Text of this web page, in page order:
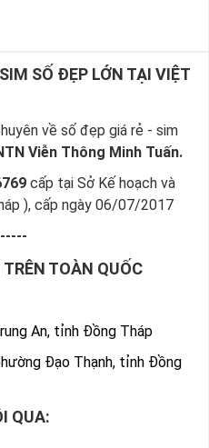
SỐ ĐẸP LỚN TẠI VIỆT
về số đẹp giá rẻ - sim
Viễn Thông Minh Tuấn.
cấp tại Sở Kế hoạch và
), cấp ngày 06/07/2017
TOÀN QUỐC
An, tỉnh Đồng Tháp
Đạo Thạnh, tỉnh Đồng
QUA: